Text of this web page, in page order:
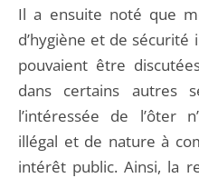
Il a ensuite noté que
d’hygiène et de
pouvaient être
dans certains autres
l’intéressée de l’ôter
illégal et de nature à
intérêt public. Ainsi, la